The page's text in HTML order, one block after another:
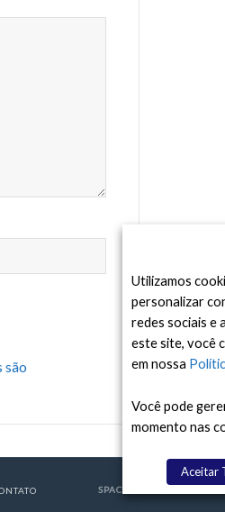
são
SPACE TODAY
Utilizamos
personalizar
redes sociais e
este site, você
em nossa
Você pode
momento nas
Aceitar